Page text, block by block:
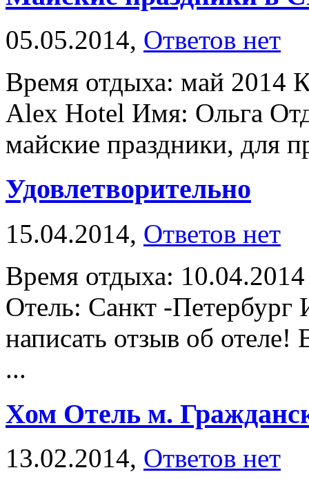
05.05.2014, Ответов нет
Время отдыха: май 2014
Alex Hotel Имя: Ольга
майские праздники, для
Удовлетворительно
15.04.2014, Ответов нет
Время отдыха:
Отель: Санкт -
написать отзыв об отеле!
...
Хом Отель м.
13.02.2014, Ответов нет